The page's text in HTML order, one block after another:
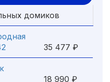
домиков
35 477 ₽
18 990 ₽